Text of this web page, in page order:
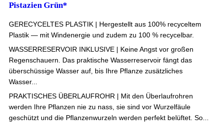
Pistazien Grün*
GERECYCELTES PLASTIK | Hergestellt aus 100% recyceltem
Plastik — mit Windenergie und zudem zu 100 % recycelbar.
WASSERRESERVOIR INKLUSIVE | Keine Angst vor großen
Regenschauern. Das praktische Wasserreservoir fängt das
überschüssige Wasser auf, bis Ihre Pflanze zusätzliches
Wasser...
PRAKTISCHES ÜBERLAUFROHR | Mit den Überlaufrohren
werden Ihre Pflanzen nie zu nass, sie sind vor Wurzelfäule
geschützt und die Pflanzenwurzeln werden perfekt belüftet. So...